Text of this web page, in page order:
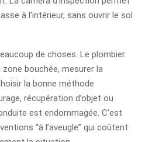
à l’intérieur, sans ouvrir le sol
de choses. Le plombier
bouchée, mesurer la
la bonne méthode
récupération d’objet ou
est endommagée. C’est
“à l’aveugle” qui coûtent